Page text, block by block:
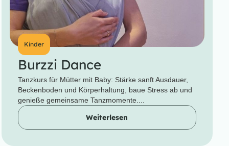
Kinder
Burzzi Dance
Tanzkurs für Mütter mit Baby: Stärke sanft Ausdauer,
Beckenboden und Körperhaltung, baue Stress ab und
genieße gemeinsame Tanzmomente....
Weiterlesen